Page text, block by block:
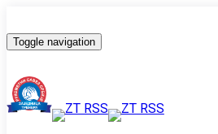
Toggle navigation